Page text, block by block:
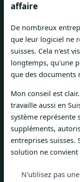
affaire
De nombreux
que leur logiciel ne
suisses. Cela n'est
longtemps, qu'une
que des
Mon conseil est
travaille aussi en
système représente
suppléments,
entreprises suisses.
solution ne convient
N'utilisez pas